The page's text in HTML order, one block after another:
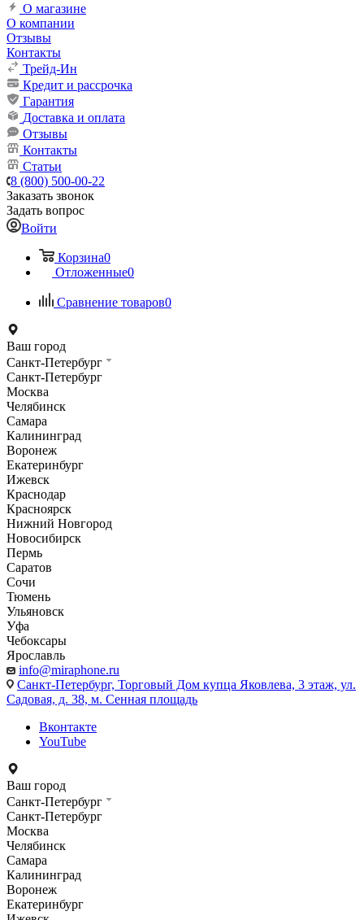
О магазине
О компании
Отзывы
Контакты
Трейд-Ин
Кредит и рассрочка
Гарантия
Доставка и оплата
Отзывы
Контакты
Статьи
8 (800) 500-00-22
Заказать звонок
Задать вопрос
Войти
Корзина0
Отложенные0
Сравнение товаров0
Ваш город
Санкт-Петербург
Санкт-Петербург
Москва
Челябинск
Самара
Калининград
Воронеж
Екатеринбург
Ижевск
Краснодар
Красноярск
Нижний Новгород
Новосибирск
Пермь
Саратов
Сочи
Тюмень
Ульяновск
Уфа
Чебоксары
Ярославль
info@miraphone.ru
Санкт-Петербург, Торговый Дом купца Яковлева, 3 этаж, ул.
Садовая, д. 38, м. Сенная площадь
Вконтакте
YouTube
Ваш город
Санкт-Петербург
Санкт-Петербург
Москва
Челябинск
Самара
Калининград
Воронеж
Екатеринбург